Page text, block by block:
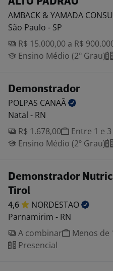
AMBACK & YAMADA
São Paulo - SP
R$ 15.000,00 a R$
Ensino Médio (2º Grau)
Demonstrador
POLPAS CANAÃ
Natal - RN
R$ 1.678,00
Entre 1 e
Ensino Médio (2º Grau)
Demonstrador
Tirol
4,6
NORDESTAO
Parnamirim - RN
A combinar
Menos de
Presencial